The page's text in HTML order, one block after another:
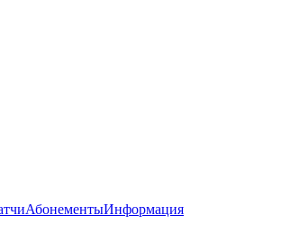
АбонементыИнформация